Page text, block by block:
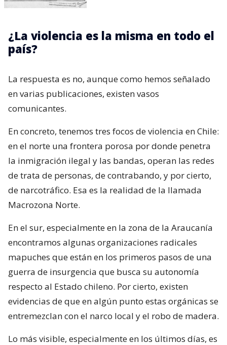
¿La violencia es la misma en todo el
país?
La respuesta es no, aunque como hemos señalado
en varias publicaciones, existen vasos
comunicantes.
En concreto, tenemos tres focos de violencia en Chile:
en el norte una frontera porosa por donde penetra
la inmigración ilegal y las bandas, operan las redes
de trata de personas, de contrabando, y por cierto,
de narcotráfico. Esa es la realidad de la llamada
Macrozona Norte.
En el sur, especialmente en la zona de la Araucanía
encontramos algunas organizaciones radicales
mapuches que están en los primeros pasos de una
guerra de insurgencia que busca su autonomía
respecto al Estado chileno. Por cierto, existen
evidencias de que en algún punto estas orgánicas se
entremezclan con el narco local y el robo de madera.
Lo más visible, especialmente en los últimos días, es